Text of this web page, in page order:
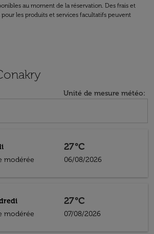
au moment de la réservation. Des frais et
les produits et services facultatifs peuvent
Unité de mesure météo:
modérée
27°C
06/08/2026
modérée
27°C
07/08/2026